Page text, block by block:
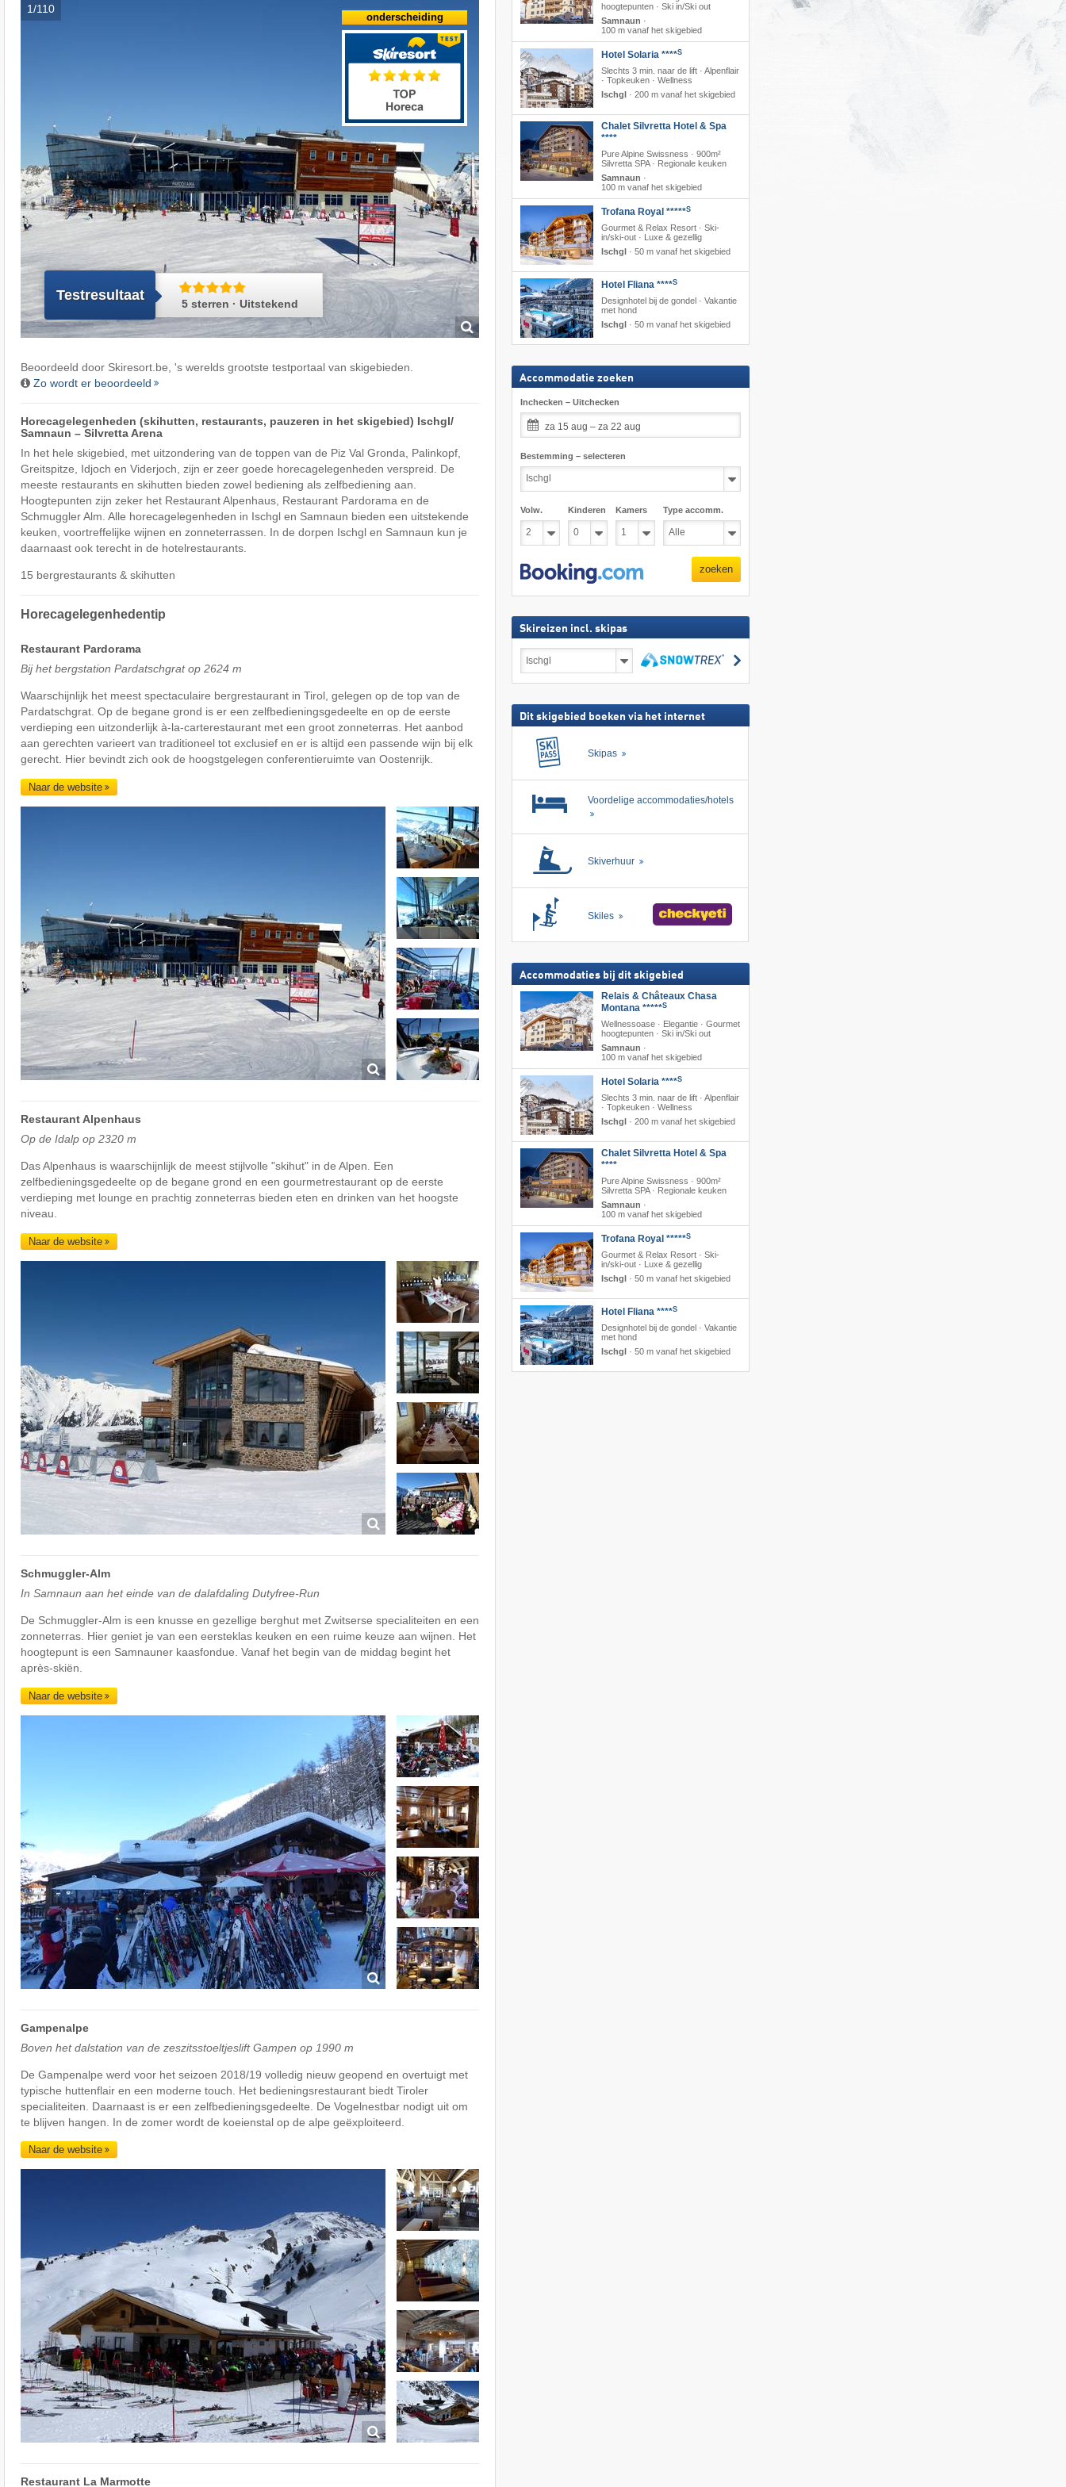
1/110
Testresultaat
5 sterren · Uitstekend
onderscheiding
Beoordeeld door Skiresort.be, 's werelds grootste testportaal van skigebieden.
Zo wordt er beoordeeld
Horecagelegenheden (skihutten, restaurants, pauzeren in het skigebied) Ischgl/​
Samnaun – Silvretta Arena
In het hele skigebied, met uitzondering van de toppen van de Piz Val Gronda, Palinkopf,
Greitspitze, Idjoch en Viderjoch, zijn er zeer goede horecagelegenheden verspreid. De
meeste restaurants en skihutten bieden zowel bediening als zelfbediening aan.
Hoogtepunten zijn zeker het Restaurant Alpenhaus, Restaurant Pardorama en de
Schmuggler Alm. Alle horecagelegenheden in Ischgl en Samnaun bieden een uitstekende
keuken, voortreffelijke wijnen en zonneterrassen. In de dorpen Ischgl en Samnaun kun je
daarnaast ook terecht in de hotelrestaurants.
15 bergrestaurants & skihutten
Horecagelegenhedentip
Restaurant Pardorama
Bij het bergstation Pardatschgrat op 2624 m
Waarschijnlijk het meest spectaculaire bergrestaurant in Tirol, gelegen op de top van de
Pardatschgrat. Op de begane grond is er een zelfbedieningsgedeelte en op de eerste
verdieping een uitzonderlijk à-la-carterestaurant met een groot zonneterras. Het aanbod
aan gerechten varieert van traditioneel tot exclusief en er is altijd een passende wijn bij elk
gerecht. Hier bevindt zich ook de hoogstgelegen conferentieruimte van Oostenrijk.
Naar de website
Restaurant Alpenhaus
Op de Idalp op 2320 m
Das Alpenhaus is waarschijnlijk de meest stijlvolle "skihut" in de Alpen. Een
zelfbedieningsgedeelte op de begane grond en een gourmetrestaurant op de eerste
verdieping met lounge en prachtig zonneterras bieden eten en drinken van het hoogste
niveau.
Naar de website
Schmuggler-Alm
In Samnaun aan het einde van de dalafdaling Dutyfree-Run
De Schmuggler-Alm is een knusse en gezellige berghut met Zwitserse specialiteiten en een
zonneterras. Hier geniet je van een eersteklas keuken en een ruime keuze aan wijnen. Het
hoogtepunt is een Samnauner kaasfondue. Vanaf het begin van de middag begint het
après-skiën.
Naar de website
Gampenalpe
Boven het dalstation van de zeszitsstoeltjeslift Gampen op 1990 m
De Gampenalpe werd voor het seizoen 2018/19 volledig nieuw geopend en overtuigt met
typische huttenflair en een moderne touch. Het bedieningsrestaurant biedt Tiroler
specialiteiten. Daarnaast is er een zelfbedieningsgedeelte. De Vogelnestbar nodigt uit om
te blijven hangen. In de zomer wordt de koeienstal op de alpe geëxploiteerd.
Naar de website
Restaurant La Marmotte
hoogtepunten · Ski in/Ski out
Samnaun ·
100 m vanaf het skigebied
Hotel Solaria ****S
Slechts 3 min. naar de lift · Alpenflair
· Topkeuken · Wellness
Ischgl· 200 m vanaf het skigebied
Chalet Silvretta Hotel & Spa
****
Pure Alpine Swissness · 900m²
Silvretta SPA · Regionale keuken
Samnaun ·
100 m vanaf het skigebied
Trofana Royal *****S
Gourmet & Relax Resort · Ski-
in/ski-out · Luxe & gezellig
Ischgl · 50 m vanaf het skigebied
Hotel Fliana ****S
Designhotel bij de gondel · Vakantie
met hond
Ischgl· 50 m vanaf het skigebied
Accommodatie zoeken
Inchecken – Uitchecken
za 15 aug – za 22 aug
Bestemming – selecteren
Volw. Kinderen Kamers Type accomm.
zoeken
Skireizen incl. skipas
incl.
zoeken
Dit skigebied boeken via het internet
Skipas
Voordelige accommodaties/hotels
Skiverhuur
Skiles
Accommodaties bij dit skigebied
Relais & Châteaux Chasa
Montana *****S
Wellnessoase · Elegantie · Gourmet
hoogtepunten · Ski in/Ski out
Samnaun ·
100 m vanaf het skigebied
Hotel Solaria ****S
Slechts 3 min. naar de lift · Alpenflair
· Topkeuken · Wellness
Ischgl
· 200 m vanaf het skigebied
Chalet Silvretta Hotel & Spa
****
Pure Alpine Swissness · 900m²
Silvretta SPA · Regionale keuken
Samnaun ·
100 m vanaf het skigebied
Trofana Royal *****S
Gourmet & Relax Resort · Ski-
in/ski-out · Luxe & gezellig
Ischgl · 50 m vanaf het skigebied
Hotel Fliana ****S
Designhotel bij de gondel · Vakantie
met hond
Ischgl
· 50 m vanaf het skigebied